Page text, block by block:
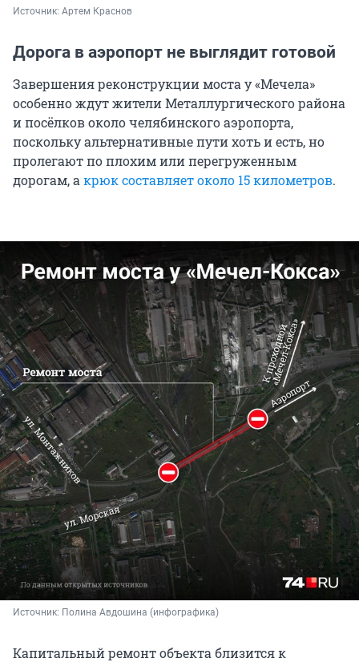
Источник: Артем Краснов
Дорога в аэропорт не выглядит готовой
Завершения реконструкции моста у «Мечела»
особенно ждут жители Металлургического района
и посёлков около челябинского аэропорта,
поскольку альтернативные пути хоть и есть, но
пролегают по плохим или перегруженным
дорогам, а крюк составляет около 15 километров.
Источник: Полина Авдошина (инфографика)
Капитальный ремонт объекта близится к